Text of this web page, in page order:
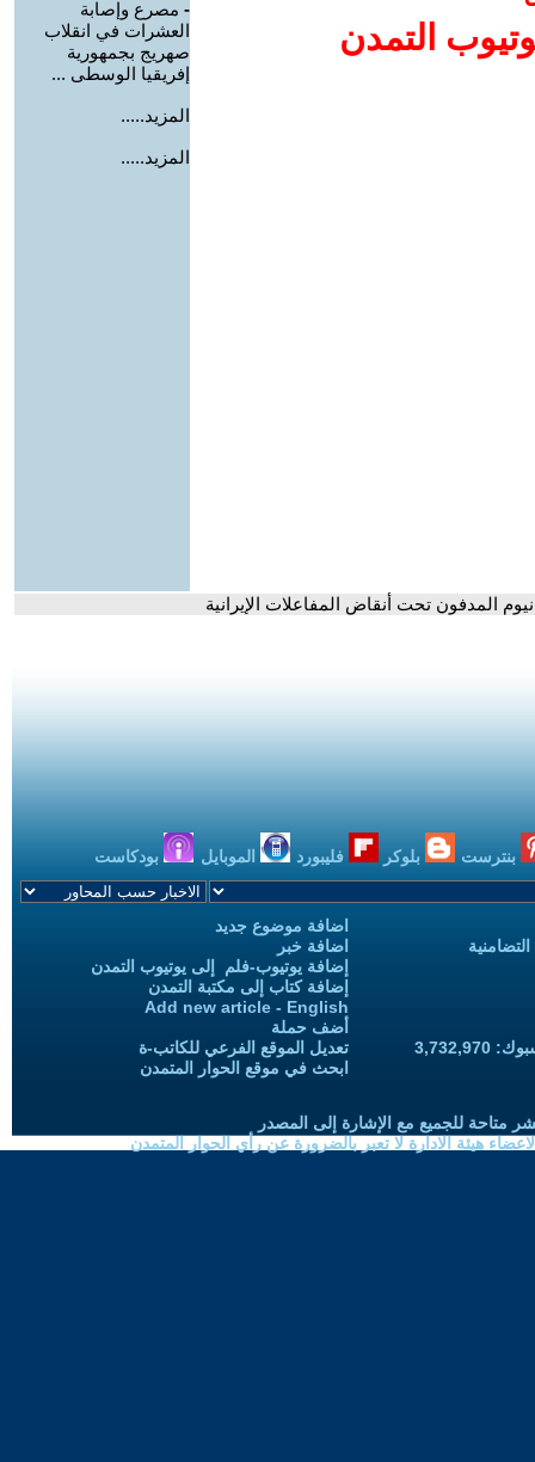
التمدن
- مصرع وإصابة
العشرات في انقلاب
صهريج بجمهورية
إفريقيا الوسطى ...
المزيد.....
المزيد.....
المدفون تحت أنقاض المفاعلات الإيرانية
بنترست بلوكر فليبورد الموبايل بودكاست
اضافة موضوع جديد
اضافة خبر
إضافة يوتيوب-فلم إلى يوتيوب التمدن
إضافة كتاب إلى مكتبة التمدن
Add new article - English
أضف حملة
تعديل الموقع الفرعي للكاتب-ة
ابحث في موقع الحوار المتمدن
متاحة للجميع مع الإشارة إلى المصدر
هيئة الادارة لا تعبر بالضرورة عن رأي الحوار المتمدن